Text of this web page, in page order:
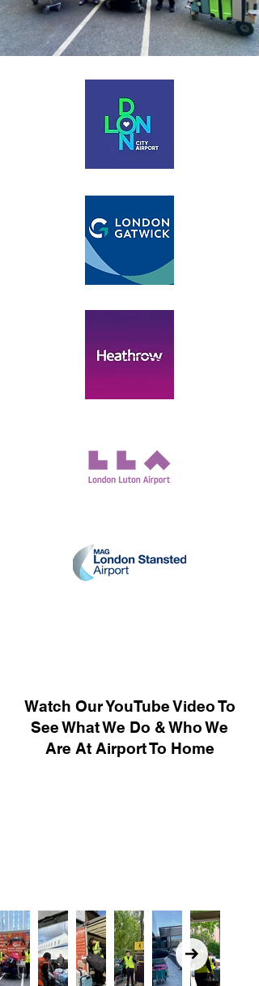
Watch Our YouTube Video To
See What We Do & Who We
Are At Airport To Home